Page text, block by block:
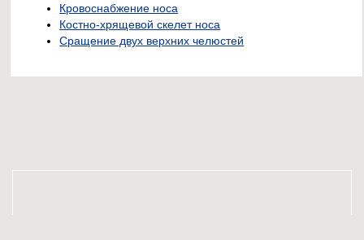
Кровоснабжение носа
Костно-хрящевой скелет носа
Сращение двух верхних челюстей